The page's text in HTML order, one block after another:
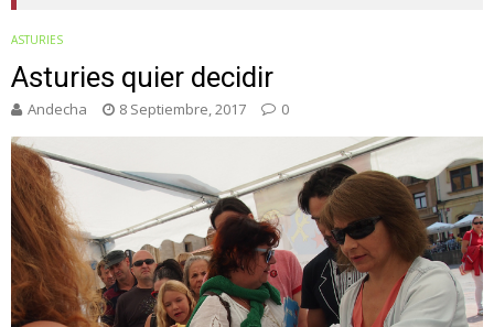
ASTURIES
Asturies quier decidir
Andecha 8 Septiembre, 2017 0